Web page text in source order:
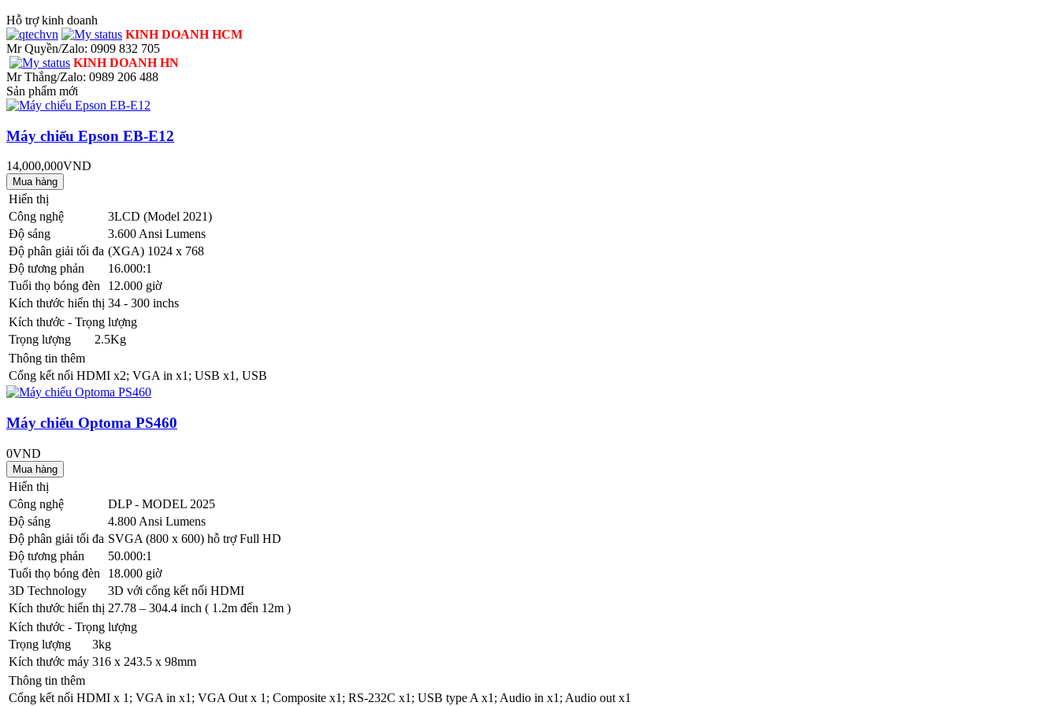
Hỗ trợ kinh doanh
KINH DOANH HCM
Mr Quyền/Zalo: 0909 832 705
KINH DOANH HN
Mr Thắng/Zalo: 0989 206 488
Sản phẩm mới
Máy chiếu Epson EB-E12
14,000,000VND
Hiển thị
Công nghệ
3LCD (Model 2021)
Độ sáng
3.600 Ansi Lumens
Độ phân giải tối đa (XGA) 1024 x 768
Độ tương phản
16.000:1
Tuổi thọ bóng đèn
12.000 giờ
Kích thước hiển thị 34 - 300 inchs
Kích thước - Trọng lượng
Trọng lượng
2.5Kg
Thông tin thêm
Cổng kết nối HDMI x2; VGA in x1; USB x1, USB
Máy chiếu Optoma PS460
0VND
Hiển thị
Công nghệ
DLP - MODEL 2025
Độ sáng
4.800 Ansi Lumens
Độ phân giải tối đa SVGA (800 x 600) hỗ trợ Full HD
Độ tương phản
50.000:1
Tuổi thọ bóng đèn
18.000 giờ
3D Technology
3D với cổng kết nối HDMI
Kích thước hiển thị 27.78 – 304.4 inch ( 1.2m đến 12m )
Kích thước - Trọng lượng
Trọng lượng
3kg
Kích thước máy 316 x 243.5 x 98mm
Thông tin thêm
Cổng kết nối HDMI x 1; VGA in x1; VGA Out x 1; Composite x1; RS-232C x1; USB type A x1; Audio in x1; Audio out x1